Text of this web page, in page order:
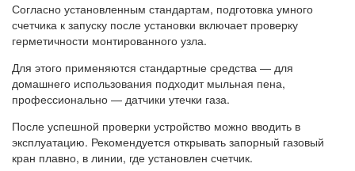
Согласно установленным стандартам, подготовка умного
счетчика к запуску после установки включает проверку
герметичности монтированного узла.
Для этого применяются стандартные средства — для
домашнего использования подходит мыльная пена,
профессионально — датчики утечки газа.
После успешной проверки устройство можно вводить в
эксплуатацию. Рекомендуется открывать запорный газовый
кран плавно, в линии, где установлен счетчик.